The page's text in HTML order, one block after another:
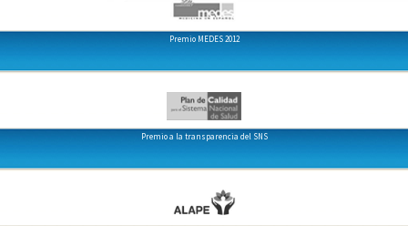
Premio MEDES 2012
Premio a la transparencia del SNS